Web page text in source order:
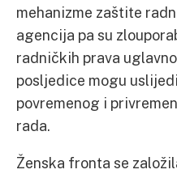
mehanizme zaštite
agencija pa su
radničkih prava
posljedice mogu
povremenog i
rada.
Ženska fronta se